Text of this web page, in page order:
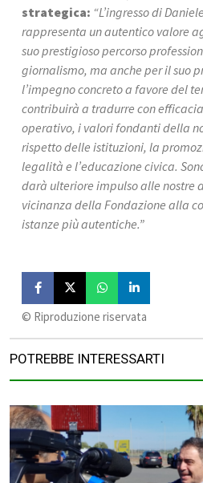
strategica: “L’ingresso di
rappresenta un autentico valore
suo prestigioso percorso
giornalismo, ma anche per il suo
l’impegno concreto a favore del
contribuirà a tradurre con
operativo, i valori fondanti della
rispetto delle istituzioni, la
legalità e l’educazione civica.
darà ulteriore impulso alle nostre
vicinanza della Fondazione alla
istanze più autentiche.”
©️ Riproduzione riservata
POTREBBE INTERESSARTI